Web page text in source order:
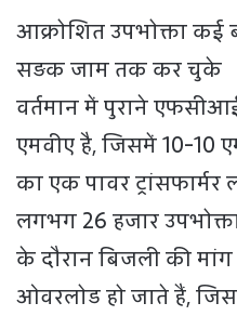
आक्रोशित उपभोक्ता कई
सड़क जाम तक कर चुके
वर्तमान में पुराने
एमवीए है, जिसमें 10-10
का एक पावर ट्रांसफार्मर
लगभग 26 हजार
के दौरान बिजली की मांग
ओवरलोड हो जाते हैं,